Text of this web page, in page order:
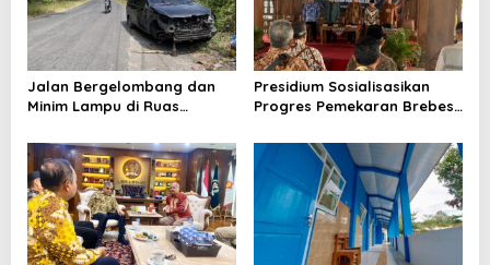
Jalan Bergelombang dan
Minim Lampu di Ruas
Telan Korban, Innova
Hantam Pohon di
Bantarkawung
Presidium Sosialisasikan
Progres Pemekaran Brebes
Pansus DPRD Jateng Jadi
Tahap Berikutnya